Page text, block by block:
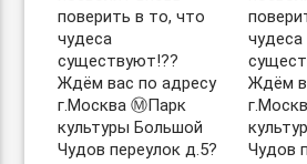
поверить в то, что
чудеса
существуют!?? ⠀
Ждём вас по адресу
г.Москва Ⓜ️Парк
культуры Большой
Чудов переулок д.5?
чудеса
Ждём
Чудов